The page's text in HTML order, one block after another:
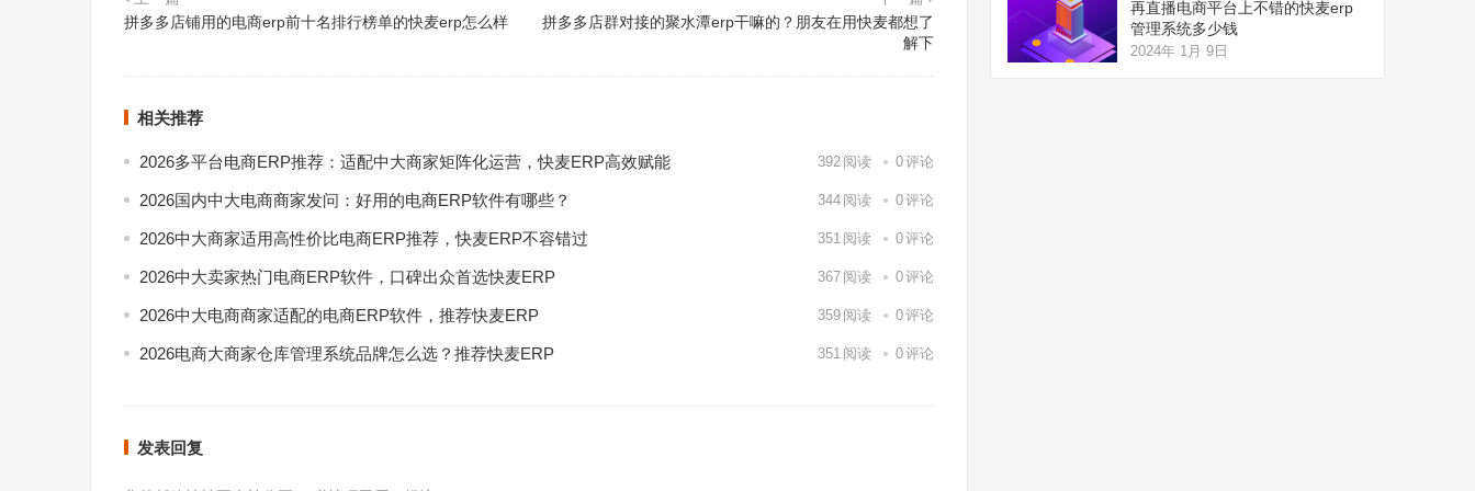
拼多多店铺用的电商erp前十名排行榜单的快麦erp怎么样
拼多多店群对接的聚水潭erp干嘛的？朋友在用快麦都想了
解下
相关推荐
2026多平台电商ERP推荐：适配中大商家矩阵化运营，快麦ERP高效赋能 392 阅读 0评论
2026国内中大电商商家发问：好用的电商ERP软件有哪些？ 344 阅读 0评论
2026中大商家适用高性价比电商ERP推荐，快麦ERP不容错过 351 阅读 0评论
2026中大卖家热门电商ERP软件，口碑出众首选快麦ERP 367 阅读 0评论
2026中大电商商家适配的电商ERP软件，推荐快麦ERP 359 阅读 0评论
2026电商大商家仓库管理系统品牌怎么选？推荐快麦ERP 351 阅读 0评论
发表回复
再直播电商平台上不错的快麦erp
管理系统多少钱
2024年 1月 9日